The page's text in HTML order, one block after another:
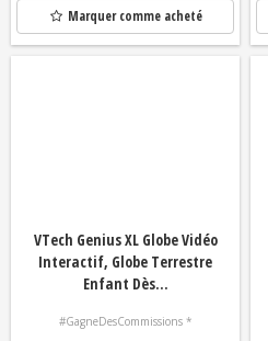
Marquer comme acheté
VTech Genius XL Globe Vidéo
Interactif, Globe Terrestre
Enfant Dès...
#GagneDesCommissions *